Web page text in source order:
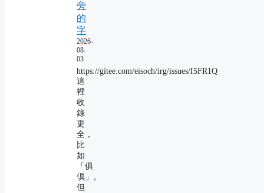
旁
的
字
2026-
08-
03
https://gitee.com/eisoch/irg/issues/I5FR1Q
這
裡
收
錄
更
全，
比
如
「俱
倶」。
但